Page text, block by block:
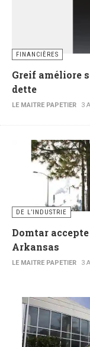
FINANCIÈRES
Greif améliore
dette
LE MAITRE PAPETIER 3
DE L’INDUSTRIE
Domtar
Arkansas
LE MAITRE PAPETIER 3